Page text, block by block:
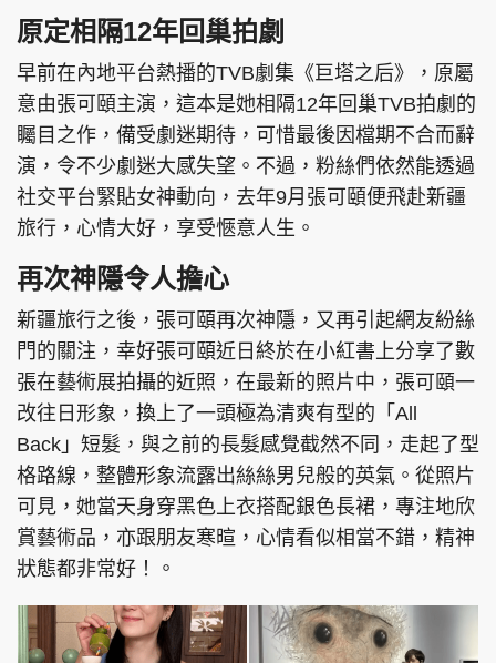
原定相隔12年回巢拍劇
早前在內地平台熱播的TVB劇集《巨塔之后》，原屬
意由張可頤主演，這本是她相隔12年回巢TVB拍劇的
矚目之作，備受劇迷期待，可惜最後因檔期不合而辭
演，令不少劇迷大感失望。不過，粉絲們依然能透過
社交平台緊貼女神動向，去年9月張可頤便飛赴新疆
旅行，心情大好，享受愜意人生。
再次神隱令人擔心
新疆旅行之後，張可頤再次神隱，又再引起網友紛絲
門的關注，幸好張可頤近日終於在小紅書上分享了數
張在藝術展拍攝的近照，在最新的照片中，張可頤一
改往日形象，換上了一頭極為清爽有型的「All
Back」短髮，與之前的長髮感覺截然不同，走起了型
格路線，整體形象流露出絲絲男兒般的英氣。從照片
可見，她當天身穿黑色上衣搭配銀色長裙，專注地欣
賞藝術品，亦跟朋友寒暄，心情看似相當不錯，精神
狀態都非常好！。